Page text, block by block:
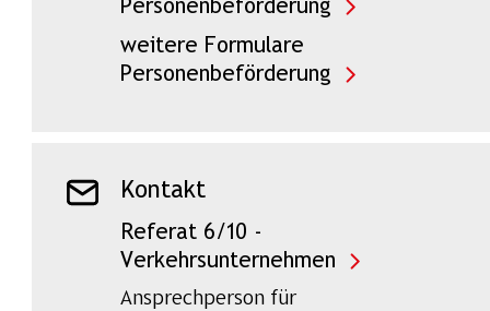
Personenbeförderung
weitere Formulare
Personenbeförderung
Kontakt
Referat 6/10 -
Verkehrsunternehmen
Ansprechperson für